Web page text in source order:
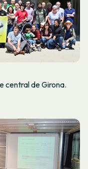
central de Girona.